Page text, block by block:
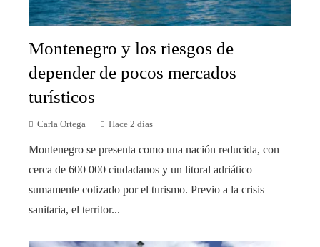
Montenegro y los riesgos de
depender de pocos mercados
turísticos
Carla Ortega Hace 2 días
Montenegro se presenta como una nación reducida, con
cerca de 600 000 ciudadanos y un litoral adriático
sumamente cotizado por el turismo. Previo a la crisis
sanitaria, el territor...